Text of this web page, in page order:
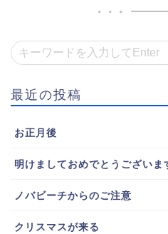
最近の投稿
お正月後
明けましておめでとうございま
ノバビーチからのご注意
クリスマスが来る